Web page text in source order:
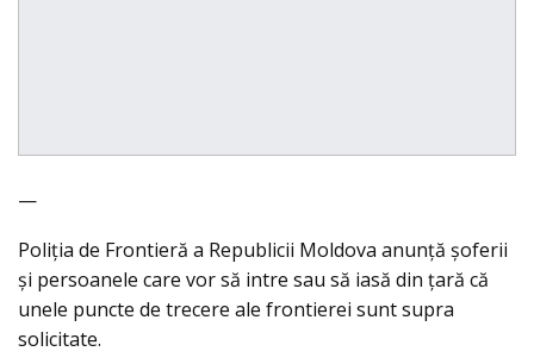
—
Poliţia de Frontieră a Republicii Moldova anunţă şoferii
şi persoanele care vor să intre sau să iasă din ţară că
unele puncte de trecere ale frontierei sunt supra
solicitate.